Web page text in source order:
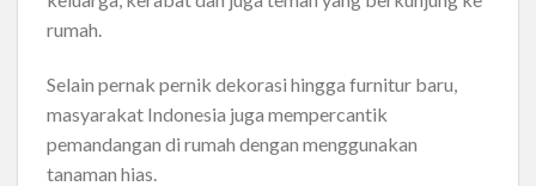
rumah.
Selain pernak pernik dekorasi hingga furnitur baru,
masyarakat Indonesia juga mempercantik
pemandangan di rumah dengan menggunakan
tanaman hias.